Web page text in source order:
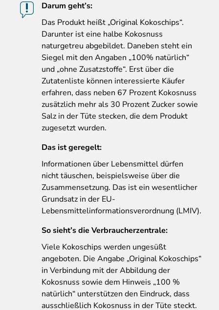
Darum geht’s:
Das Produkt heißt „Original Kokoschips“.
Darunter ist eine halbe Kokosnuss
naturgetreu abgebildet. Daneben steht ein
Siegel mit den Angaben „100% natürlich“
und „ohne Zusatzstoffe“. Erst über die
Zutatenliste können interessierte Käufer
erfahren, dass neben 67 Prozent Kokosnuss
zusätzlich mehr als 30 Prozent Zucker sowie
Salz in der Tüte stecken, die dem Produkt
zugesetzt wurden.
Das ist geregelt:
Informationen über Lebensmittel dürfen
nicht täuschen, beispielsweise über die
Zusammensetzung. Das ist ein wesentlicher
Grundsatz in der EU-
Lebensmittelinformationsverordnung (LMIV).
So sieht’s die Verbraucherzentrale:
Viele Kokoschips werden ungesüßt
angeboten. Die Angabe „Original Kokoschips“
in Verbindung mit der Abbildung der
Kokosnuss sowie dem Hinweis „100 %
natürlich“ unterstützen den Eindruck, dass
ausschließlich Kokosnuss in der Tüte steckt.